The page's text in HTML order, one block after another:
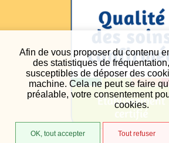
Afin de vous proposer du contenu
des statistiques de
susceptibles de déposer des
machine. Cela ne peut se faire
préalable, votre consentement
cookies.
OK, tout accepter Tout refuser